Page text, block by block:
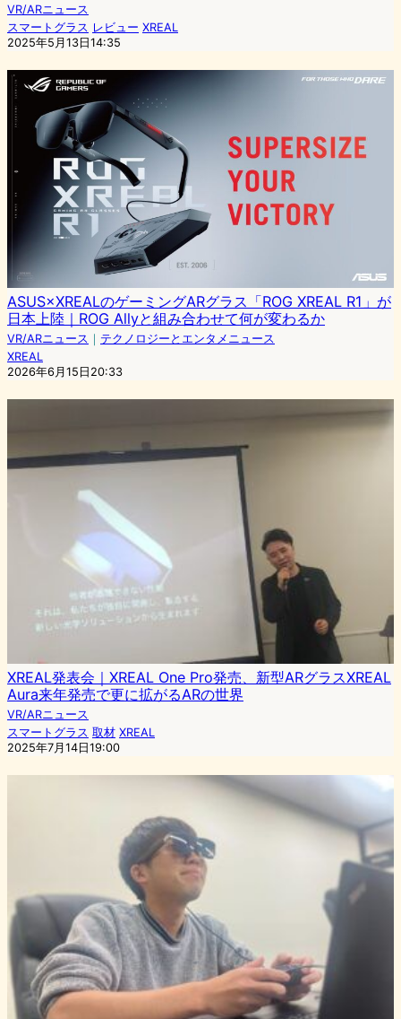
VR/ARニュース
スマートグラス レビュー XREAL
2025年5月13日14:35
ASUS×XREALのゲーミングARグラス「ROG XREAL R1」が
日本上陸｜ROG Allyと組み合わせて何が変わるか
VR/ARニュース ｜ テクノロジーとエンタメニュース
XREAL
2026年6月15日20:33
XREAL発表会｜XREAL One Pro発売、新型ARグラスXREAL
Aura来年発売で更に拡がるARの世界
VR/ARニュース
スマートグラス 取材 XREAL
2025年7月14日19:00